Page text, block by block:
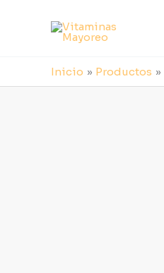
Inicio Productos